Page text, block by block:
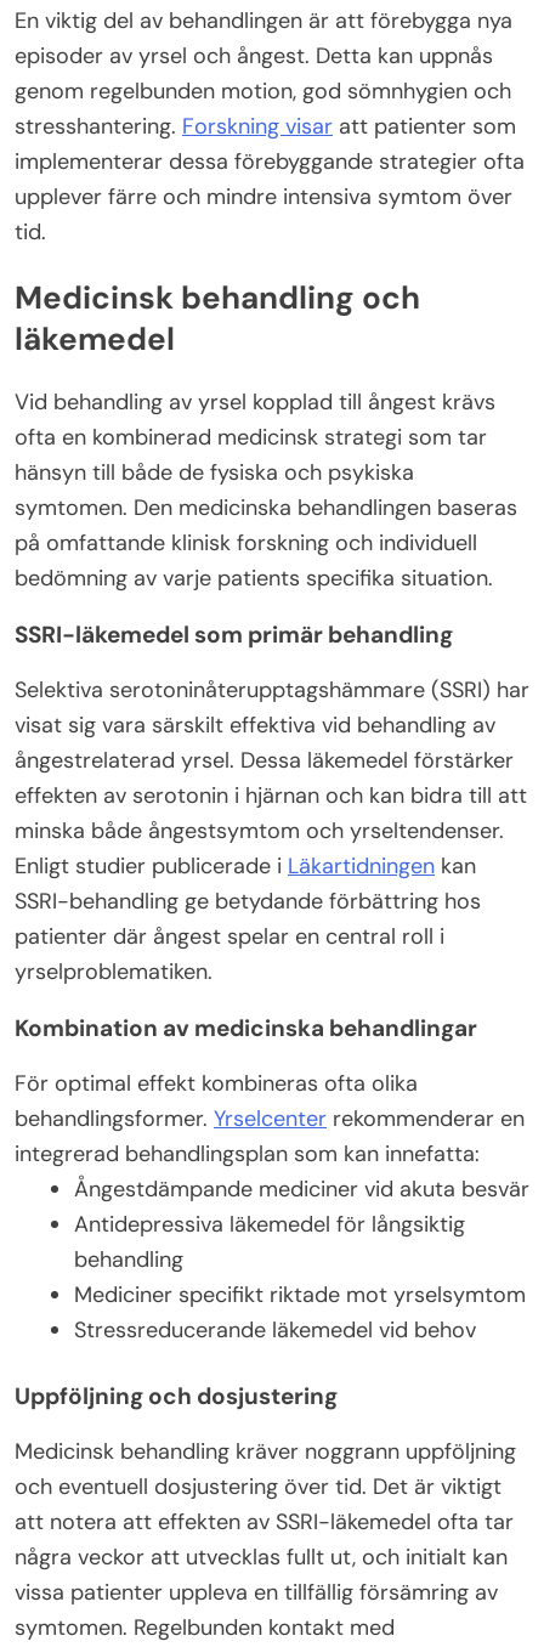
En viktig del av behandlingen är att förebygga nya
episoder av yrsel och ångest. Detta kan uppnås
genom regelbunden motion, god sömnhygien och
stresshantering. Forskning visar att patienter som
implementerar dessa förebyggande strategier ofta
upplever färre och mindre intensiva symtom över
tid.
Medicinsk behandling och
läkemedel
Vid behandling av yrsel kopplad till ångest krävs
ofta en kombinerad medicinsk strategi som tar
hänsyn till både de fysiska och psykiska
symtomen. Den medicinska behandlingen baseras
på omfattande klinisk forskning och individuell
bedömning av varje patients specifika situation.
SSRI-läkemedel som primär behandling
Selektiva serotoninåterupptagshämmare (SSRI) har
visat sig vara särskilt effektiva vid behandling av
ångestrelaterad yrsel. Dessa läkemedel förstärker
effekten av serotonin i hjärnan och kan bidra till att
minska både ångestsymtom och yrseltendenser.
Enligt studier publicerade i Läkartidningen kan
SSRI-behandling ge betydande förbättring hos
patienter där ångest spelar en central roll i
yrselproblematiken.
Kombination av medicinska behandlingar
För optimal effekt kombineras ofta olika
behandlingsformer. Yrselcenter rekommenderar en
integrerad behandlingsplan som kan innefatta:
Ångestdämpande mediciner vid akuta besvär
Antidepressiva läkemedel för långsiktig
behandling
Mediciner specifikt riktade mot yrselsymtom
Stressreducerande läkemedel vid behov
Uppföljning och dosjustering
Medicinsk behandling kräver noggrann uppföljning
och eventuell dosjustering över tid. Det är viktigt
att notera att effekten av SSRI-läkemedel ofta tar
några veckor att utvecklas fullt ut, och initialt kan
vissa patienter uppleva en tillfällig försämring av
symtomen. Regelbunden kontakt med